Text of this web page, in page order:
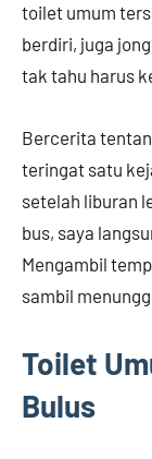
toilet umum
berdiri, juga
tak tahu harus
Bercerita
teringat satu
setelah liburan
bus, saya
Mengambil
sambil
Toilet
Bulus